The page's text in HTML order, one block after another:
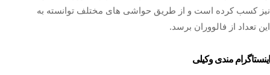
نیز کسب کرده است و از طریق حواشی های مختلف توانسته به
این تعداد از فالووران برسد.
اینستاگرام مندی وکیلی